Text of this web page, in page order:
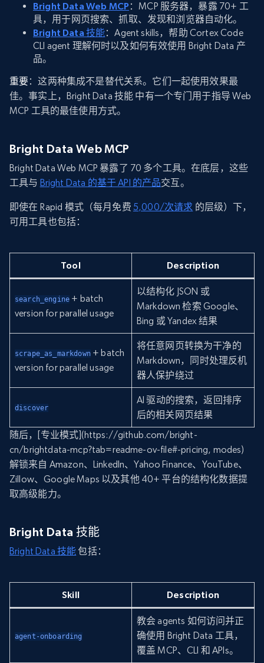
Bright Data Web MCP ：MCP 服务器，暴露 70+ 工
具，用于网页搜索、抓取、发现和浏览器自动化。
Bright Data 技能：Agent skills，帮助 Cortex Code
CLI agent 理解何时以及如何有效使用 Bright Data 产
品。
重要：这两种集成不是替代关系。它们一起使用效果最
佳。事实上，Bright Data 技能 中有一个专门用于指导 Web
MCP 工具的最佳使用方式。
Bright Data Web MCP
Bright Data Web MCP 暴露了 70 多个工具。在底层，这些
工具与 Bright Data 的基于 API 的产品交互。
即使在 Rapid 模式（每月免费 5,000/次请求 的层级）下，
可用工具也包括：
Tool Description
search_engine + batch
version for parallel usage
以结构化 JSON 或
Markdown 检索 Google、
Bing 或 Yandex 结果
scrape_as_markdown+ batch
version for parallel usage
将任意网页转换为干净的
Markdown，同时处理反机
器人保护绕过
discover
AI 驱动的搜索，返回排序
后的相关网页结果
随后，[专业模式](https://github.com/bright-
cn/brightdata-mcp?tab=readme-ov-file#-pricing, modes)
解锁来自 Amazon、LinkedIn、Yahoo Finance、YouTube、
Zillow、Google Maps 以及其他 40+ 平台的结构化数据提
取高级能力。
Bright Data 技能
Bright Data 技能包括：
Skill Description
agent-onboarding
教会 agents 如何访问并正
确使用 Bright Data 工具，
覆盖 MCP、CLI 和 APIs。